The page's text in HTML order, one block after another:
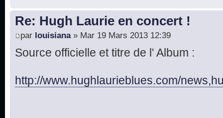
Re: Hugh Laurie en concert !
par louisiana» Mar 19 Mars 2013 12:39
Source officielle et titre de l' Album :
http://www.hughlaurieblues.com/